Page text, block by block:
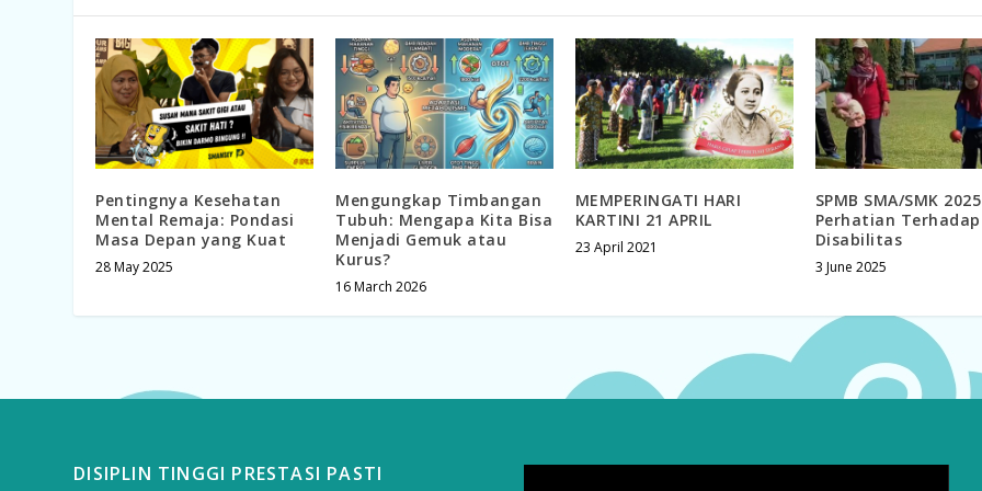
Pentingnya Kesehatan
Mental Remaja: Pondasi
Masa Depan yang Kuat
28 May 2025
Mengungkap Timbangan
Tubuh: Mengapa Kita Bisa
Menjadi Gemuk atau
Kurus?
16 March 2026
MEMPERINGATI HARI
KARTINI 21 APRIL
23 April 2021
SPMB SMA/SMK
Perhatian Terhadap
Disabilitas
3 June 2025
DISIPLIN TINGGI PRESTASI PASTI